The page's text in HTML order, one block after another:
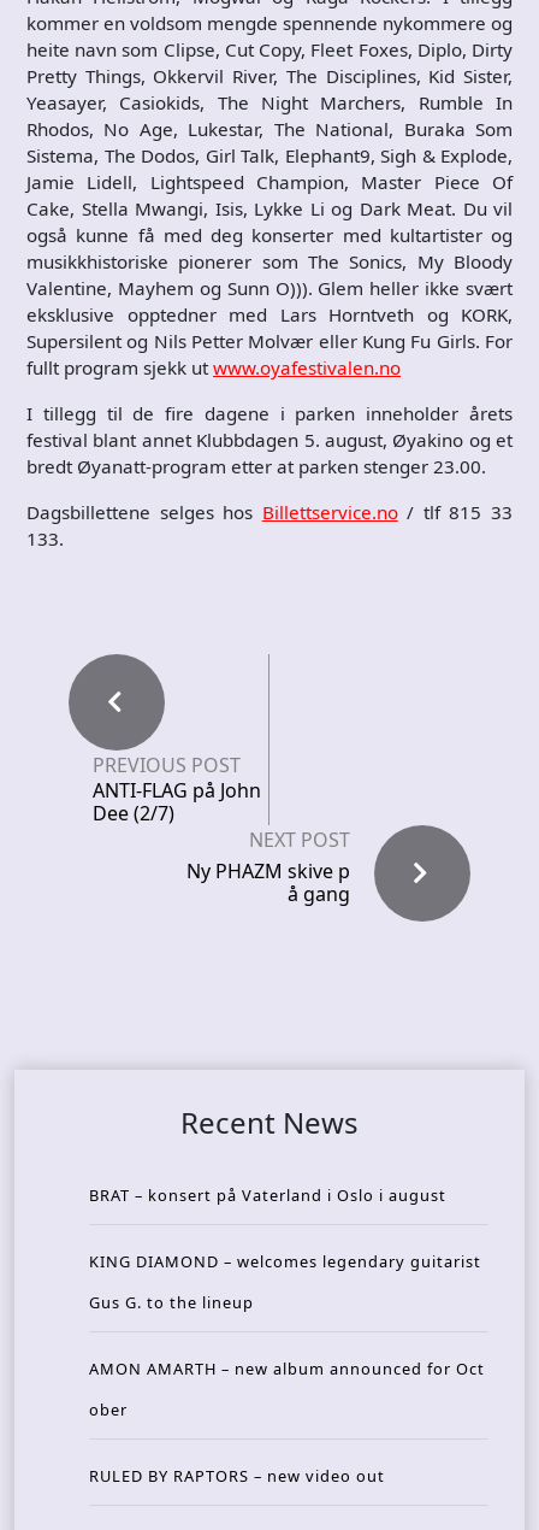
kommer en voldsom mengde spennende nykommere og
heite navn som Clipse, Cut Copy, Fleet Foxes, Diplo, Dirty
Pretty Things, Okkervil River, The Disciplines, Kid Sister,
Yeasayer, Casiokids, The Night Marchers, Rumble In
Rhodos, No Age, Lukestar, The National, Buraka Som
Sistema, The Dodos, Girl Talk, Elephant9, Sigh & Explode,
Jamie Lidell, Lightspeed Champion, Master Piece Of
Cake, Stella Mwangi, Isis, Lykke Li og Dark Meat. Du vil
også kunne få med deg konserter med kultartister og
musikkhistoriske pionerer som The Sonics, My Bloody
Valentine, Mayhem og Sunn O))). Glem heller ikke svært
eksklusive opptedner med Lars Horntveth og KORK,
Supersilent og Nils Petter Molvær eller Kung Fu Girls. For
fullt program sjekk utwww.oyafestivalen.no
I tillegg til de fire dagene i parken inneholder årets
festival blant annet Klubbdagen 5. august, Øyakino og et
bredt Øyanatt-program etter at parken stenger 23.00.
Dagsbillettene selges hos Billettservice.no/ tlf 815 33
133.
PREVIOUS POST
ANTI-FLAG på John
Dee (2/7)
NEXT POST
Ny PHAZM skive p
å gang
Recent News
BRAT – konsert på Vaterland i Oslo i august
KING DIAMOND – welcomes legendary guitarist
Gus G. to the lineup
AMON AMARTH – new album announced for Oct
ober
RULED BY RAPTORS – new video out